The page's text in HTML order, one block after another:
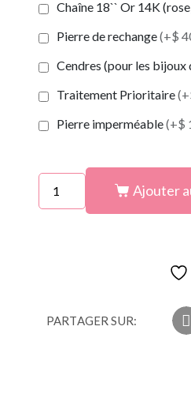
Chaîne 18`` Or 14K
Pierre de rechange(+$
Cendres (pour les
Traitement Prioritaire
Pierre imperméable(+$
Ajouter
PARTAGER SUR: